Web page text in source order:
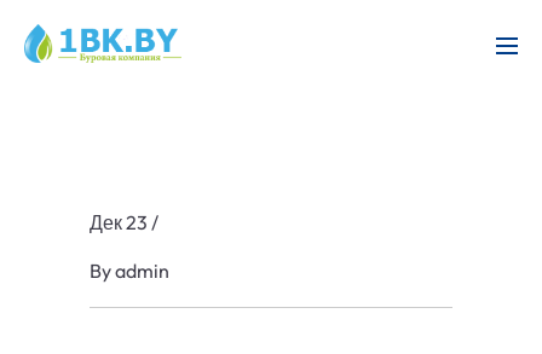
Дек 23 /
Byadmin